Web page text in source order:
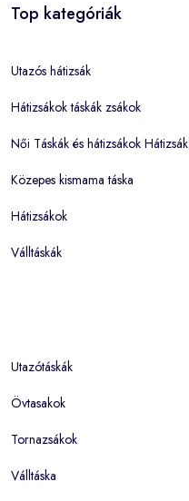
Top kategóriák
Utazós hátizsák
Hátizsákok táskák zsákok
Női Táskák és hátizsákok Hátizsák
Közepes kismama táska
Hátizsákok
Válltáskák
Utazótáskák
Övtasakok
Tornazsákok
Válltáska